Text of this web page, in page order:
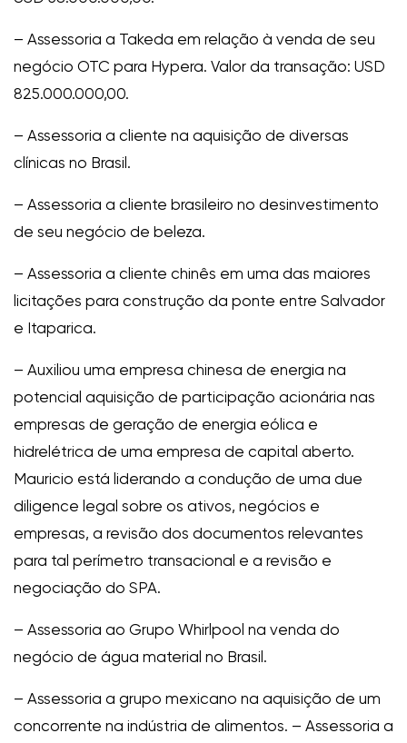
– Assessoria a Takeda em relação à venda de seu
negócio OTC para Hypera. Valor da transação: USD
825.000.000,00.
– Assessoria a cliente na aquisição de diversas
clínicas no Brasil.
– Assessoria a cliente brasileiro no desinvestimento
de seu negócio de beleza.
– Assessoria a cliente chinês em uma das maiores
licitações para construção da ponte entre Salvador
e Itaparica.
– Auxiliou uma empresa chinesa de energia na
potencial aquisição de participação acionária nas
empresas de geração de energia eólica e
hidrelétrica de uma empresa de capital aberto.
Mauricio está liderando a condução de uma due
diligence legal sobre os ativos, negócios e
empresas, a revisão dos documentos relevantes
para tal perímetro transacional e a revisão e
negociação do SPA.
– Assessoria ao Grupo Whirlpool na venda do
negócio de água material no Brasil.
– Assessoria a grupo mexicano na aquisição de um
concorrente na indústria de alimentos. – Assessoria a